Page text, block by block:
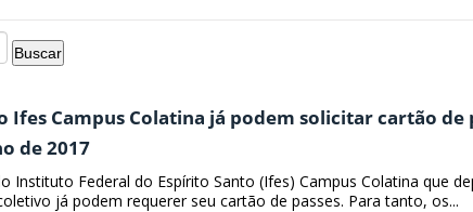
Ifes Campus Colatina já podem solicitar cartão de
de 2017
Instituto Federal do Espírito Santo (Ifes) Campus Colatina que
já podem requerer seu cartão de passes. Para tanto, os...